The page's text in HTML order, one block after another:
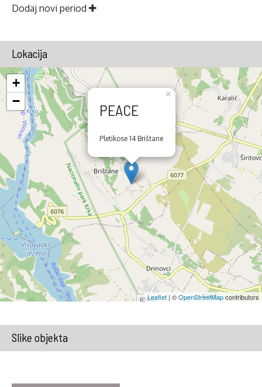
Dodaj novi period
Lokacija
PEACE
Pletikose 14 Brištane
×
+
−
Leaflet| ©OpenStreetMapcontributors
Slike objekta